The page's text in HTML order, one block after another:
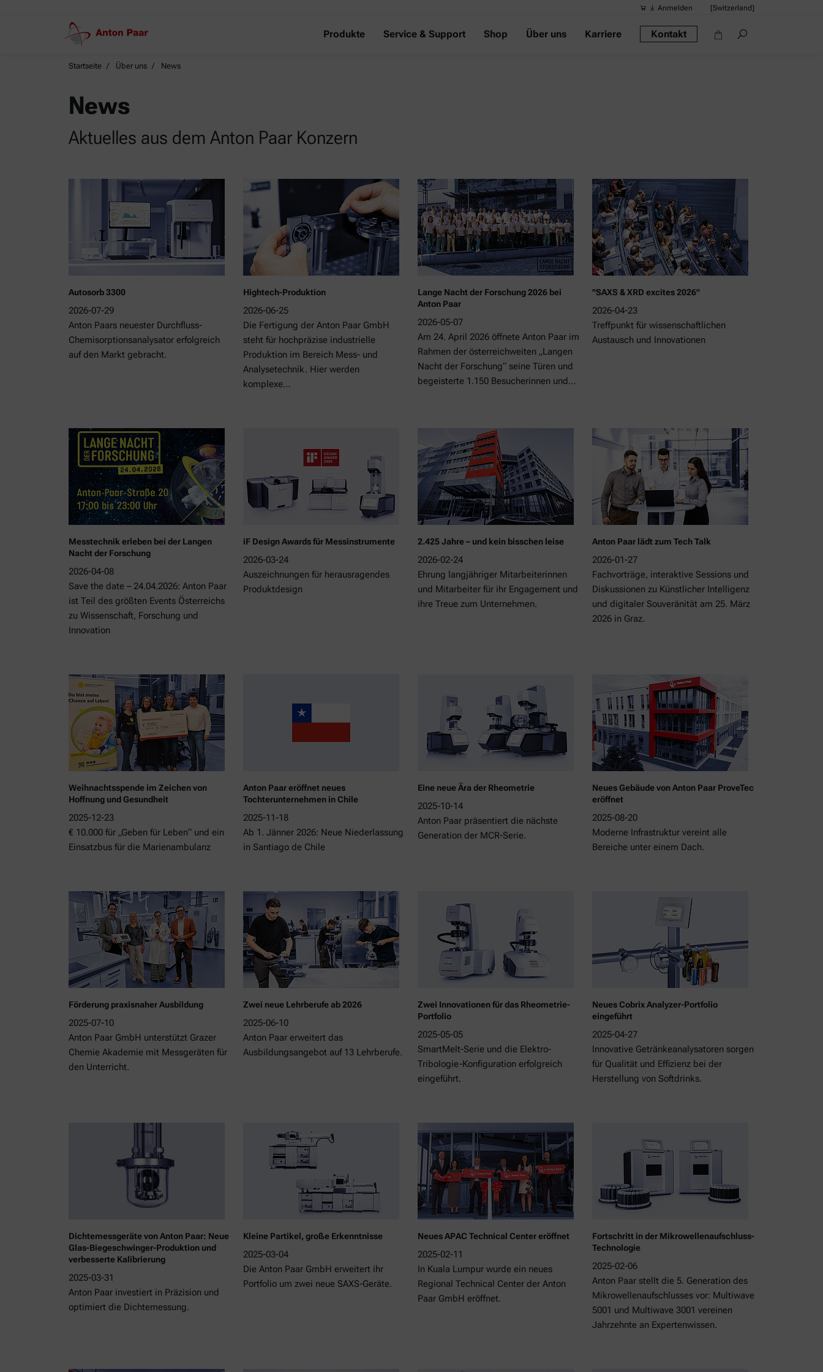
Anmelden [Switzerland]
Produkte Service & Support Shop Über uns Karriere Kontakt
Startseite Über uns News
News
Aktuelles aus dem Anton Paar Konzern
Autosorb 3300
2026-07-29
Anton Paars neuester Durchfluss-
Chemisorptionsanalysator erfolgreich
auf den Markt gebracht.
Hightech-Produktion
2026-06-25
Die Fertigung der Anton Paar GmbH
steht für hochpräzise industrielle
Produktion im Bereich Mess- und
Analysetechnik. Hier werden
komplexe…
Lange Nacht der Forschung 2026 bei
Anton Paar
2026-05-07
Am 24. April 2026 öffnete Anton Paar im
Rahmen der österreichweiten „Langen
Nacht der Forschung“ seine Türen und
begeisterte 1.150 Besucherinnen und…
"SAXS & XRD excites 2026"
2026-04-23
Treffpunkt für wissenschaftlichen
Austausch und Innovationen
Messtechnik erleben bei der Langen
Nacht der Forschung
2026-04-08
Save the date – 24.04.2026: Anton Paar
ist Teil des größten Events Österreichs
zu Wissenschaft, Forschung und
Innovation
iF Design Awards für Messinstrumente
2026-03-24
Auszeichnungen für herausragendes
Produktdesign
2.425 Jahre – und kein bisschen leise
2026-02-24
Ehrung langjähriger Mitarbeiterinnen
und Mitarbeiter für ihr Engagement und
ihre Treue zum Unternehmen.
Anton Paar lädt zum Tech Talk
2026-01-27
Fachvorträge, interaktive Sessions und
Diskussionen zu Künstlicher Intelligenz
und digitaler Souveränität am 25. März
2026 in Graz.
Weihnachtsspende im Zeichen von
Hoffnung und Gesundheit
2025-12-23
€ 10.000 für „Geben für Leben“ und ein
Einsatzbus für die Marienambulanz
Anton Paar eröffnet neues
Tochterunternehmen in Chile
2025-11-18
Ab 1. Jänner 2026: Neue Niederlassung
in Santiago de Chile
Eine neue Ära der Rheometrie
2025-10-14
Anton Paar präsentiert die nächste
Generation der MCR-Serie.
Neues Gebäude von Anton Paar ProveTec
eröffnet
2025-08-20
Moderne Infrastruktur vereint alle
Bereiche unter einem Dach.
Förderung praxisnaher Ausbildung
2025-07-10
Anton Paar GmbH unterstützt Grazer
Chemie Akademie mit Messgeräten für
den Unterricht.
Zwei neue Lehrberufe ab 2026
2025-06-10
Anton Paar erweitert das
Ausbildungsangebot auf 13 Lehrberufe.
Zwei Innovationen für das Rheometrie-
Portfolio
2025-05-05
SmartMelt-Serie und die Elektro-
Tribologie-Konfiguration erfolgreich
eingeführt.
Neues Cobrix Analyzer-Portfolio
eingeführt
2025-04-27
Innovative Getränkeanalysatoren sorgen
für Qualität und Effizienz bei der
Herstellung von Softdrinks.
Dichtemessgeräte von Anton Paar: Neue
Glas-Biegeschwinger-Produktion und
verbesserte Kalibrierung
2025-03-31
Anton Paar investiert in Präzision und
optimiert die Dichtemessung.
Kleine Partikel, große Erkenntnisse
2025-03-04
Die Anton Paar GmbH erweitert ihr
Portfolio um zwei neue SAXS-Geräte.
Neues APAC Technical Center eröffnet
2025-02-11
In Kuala Lumpur wurde ein neues
Regional Technical Center der Anton
Paar GmbH eröffnet.
Fortschritt in der Mikrowellenaufschluss-
Technologie
2025-02-06
Anton Paar stellt die 5. Generation des
Mikrowellenaufschlusses vor: Multiwave
5001 und Multiwave 3001 vereinen
Jahrzehnte an Expertenwissen.